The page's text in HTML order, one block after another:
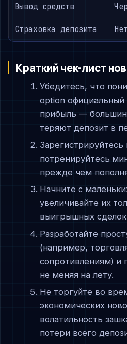
Вывод средств
Страховка депозита Нет
Краткий чек-лист
Убедитесь, что
option официальный
прибыль —
теряют депозит в
потренируйтесь
прежде чем
Начните с
увеличивайте их
выигрышных
Разработайте
(например,
сопротивлениям) и
не меняя на лету.
Не торгуйте во
экономических
волатильность
потери всего